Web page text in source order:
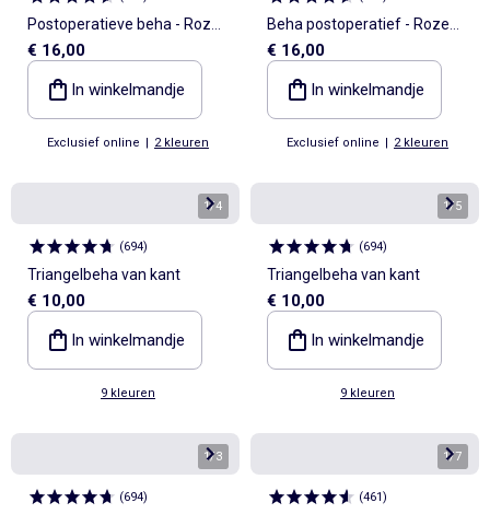
Postoperatieve beha - Roze
Oktober
€ 16,00
In winkelmandje
Exclusief online | 2 kleuren
Beha postoperatief - Roze
Oktober
€ 16,00
In winkelmandje
Exclusief online | 2 kleuren
1/4
(694)
Triangelbeha van kant
€ 10,00
In winkelmandje
9 kleuren
1/5
(694)
Triangelbeha van kant
€ 10,00
In winkelmandje
9 kleuren
1/3
(694)
1/7
(461)